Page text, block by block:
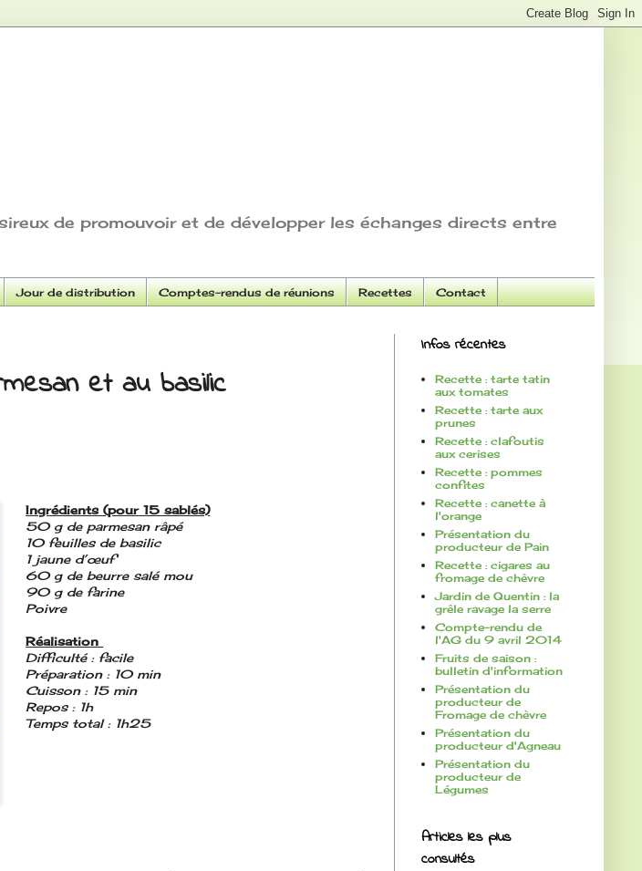
de promouvoir et de développer les échanges directs entre
Jour de distribution Comptes-rendus de réunions Recettes Contact
et au basilic
Ingrédients (pour 15 sablés)
50 g de parmesan râpé
10 feuilles de basilic
1 jaune d’œuf
60 g de beurre salé mou
90 g de farine
Poivre
Réalisation
Difficulté : facile
Préparation : 10 min
Cuisson : 15 min
Repos : 1h
Temps total : 1h25
Infos récentes
Recette : tarte tatin
aux tomates
Recette : tarte aux
prunes
Recette : clafoutis
aux cerises
Recette : pommes
confites
Recette : canette à
l'orange
Présentation du
producteur de Pain
Recette : cigares au
fromage de chèvre
Jardin de Quentin : la
grêle ravage la serre
Compte-rendu de
l'AG du 9 avril 2014
Fruits de saison :
bulletin d'information
Présentation du
producteur de
Fromage de chèvre
Présentation du
producteur d'Agneau
Présentation du
producteur de
Légumes
Articles les plus
consultés